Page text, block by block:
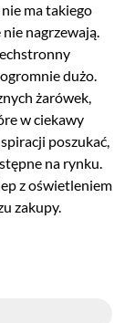
ma takiego
nagrzewają.
dużo.
żarówek,
w ciekawy
poszukać,
na rynku.
z oświetleniem
zakupy.